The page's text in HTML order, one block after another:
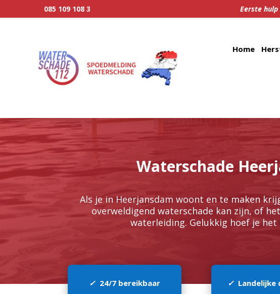
085 109 108 3 Eerste
Home
Waterschade
Als je in Heerjansdam woont en te maken
overweldigend waterschade kan zijn, of
waterleiding.​ Gelukkig hoef je
✓ 24/7 bereikbaar ✓ Landelijke